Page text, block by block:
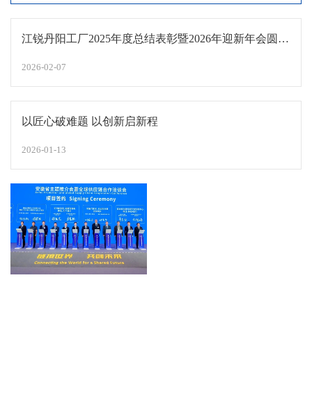
江锐丹阳工厂2025年度总结表彰暨2026年迎新年会圆满
2026-02-07
以匠心破难题 以创新启新程
2026-01-13